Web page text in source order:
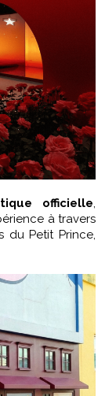
officielle,
à travers
du Petit Prince,